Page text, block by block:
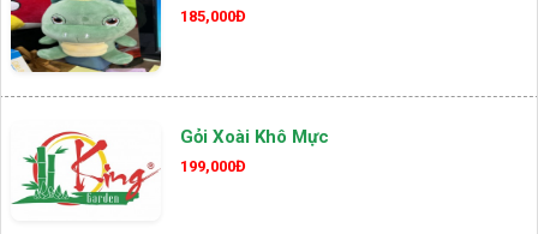
185,000Đ
Gỏi Xoài Khô Mực
199,000Đ